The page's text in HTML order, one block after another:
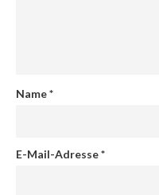
Name*
E-Mail-Adresse*